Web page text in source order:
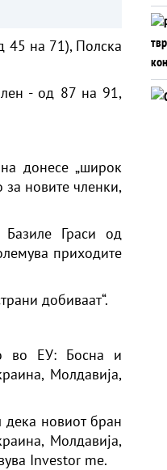
45 на 71), Полска
- од 87 на 91,
донесе „широк
новите членки,
Граси од
приходите
добиваат“.
во ЕУ: Босна и
Молдавија,
новиот бран
Молдавија,
Investor me.